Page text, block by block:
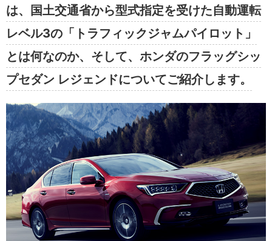
は、国土交通省から型式指定を受けた自動運転
レベル3の「トラフィックジャムパイロット」
とは何なのか、そして、ホンダのフラッグシッ
プセダン レジェンドについてご紹介します。